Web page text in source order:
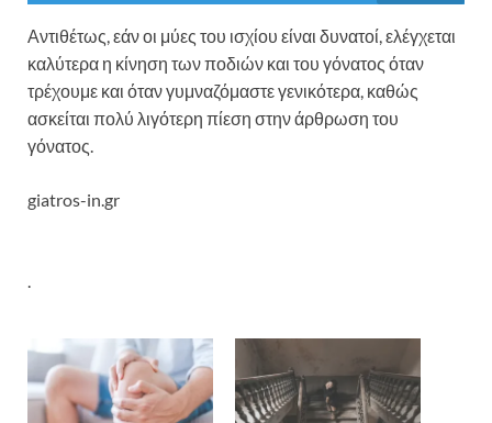
Αντιθέτως, εάν οι μύες του ισχίου είναι δυνατοί, ελέγχεται
καλύτερα η κίνηση των ποδιών και του γόνατος όταν
τρέχουμε και όταν γυμναζόμαστε γενικότερα, καθώς
ασκείται πολύ λιγότερη πίεση στην άρθρωση του
γόνατος.
giatros-in.gr
.